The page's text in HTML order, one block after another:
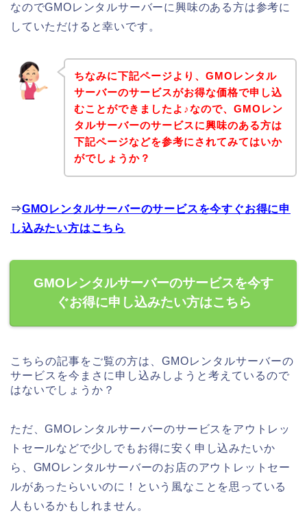
なのでGMOレンタルサーバーに興味のある方は参考に
していただけると幸いです。
ちなみに下記ページより、GMOレンタル
サーバーのサービスがお得な価格で申し込
むことができましたよ♪なので、GMOレン
タルサーバーのサービスに興味のある方は
下記ページなどを参考にされてみてはいか
がでしょうか？
⇒GMOレンタルサーバーのサービスを今すぐお得に申
し込みたい方はこちら
GMOレンタルサーバーのサービスを今す
ぐお得に申し込みたい方はこちら
こちらの記事をご覧の方は、GMOレンタルサーバーの
サービスを今まさに申し込みしようと考えているので
はないでしょうか？
ただ、GMOレンタルサーバーのサービスをアウトレッ
トセールなどで少しでもお得に安く申し込みたいか
ら、GMOレンタルサーバーのお店のアウトレットセー
ルがあったらいいのに！という風なことを思っている
人もいるかもしれません。